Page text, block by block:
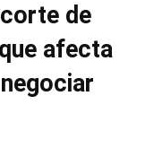
de
afecta